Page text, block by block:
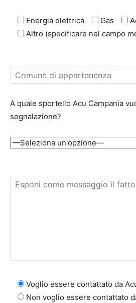
Energia elettrica Gas
Altro (specificare nel campo
A quale sportello Acu Campania
segnalazione?
Voglio essere contattato da
Non voglio essere contattato